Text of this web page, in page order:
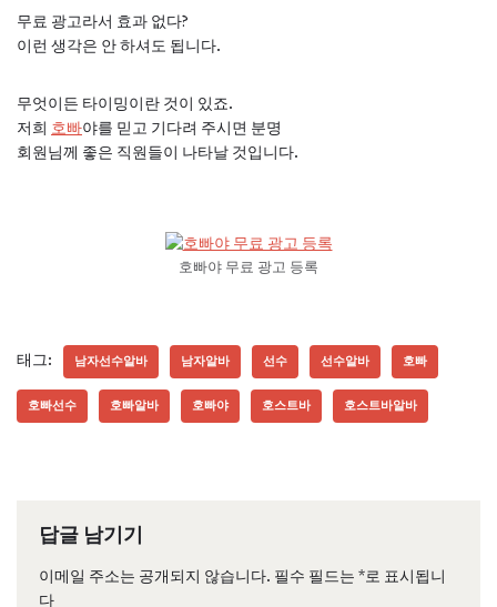
무료 광고라서 효과 없다?
이런 생각은 안 하셔도 됩니다.
무엇이든 타이밍이란 것이 있죠.
저희 호빠야를 믿고 기다려 주시면 분명
회원님께 좋은 직원들이 나타날 것입니다.
호빠야 무료 광고 등록
태그: 남자선수알바 남자알바 선수 선수알바 호빠
호빠선수 호빠알바 호빠야 호스트바 호스트바알바
답글 남기기
이메일 주소는 공개되지 않습니다. 필수 필드는 *로 표시됩니
다